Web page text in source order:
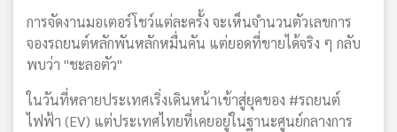
การจัดงานมอเตอร์โชว์แต่ละครั้ง จะเห็นจำนวนตัวเลขการ
จองรถยนต์หลักพันหลักหมื่นคัน แต่ยอดที่ขายได้จริง ๆ กลับ
พบว่า "ชะลอตัว"
ในวันที่หลายประเทศเริ่งเดินหน้าเข้าสู่ยุคของ #รถยนต์
ไฟฟ้า (EV) แต่ประเทศไทยที่เคยอยู่ในฐานะศูนย์กลางการ